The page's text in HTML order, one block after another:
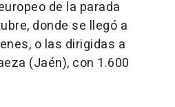
de la parada
donde se llegó a
o las dirigidas a
(Jaén), con 1.600